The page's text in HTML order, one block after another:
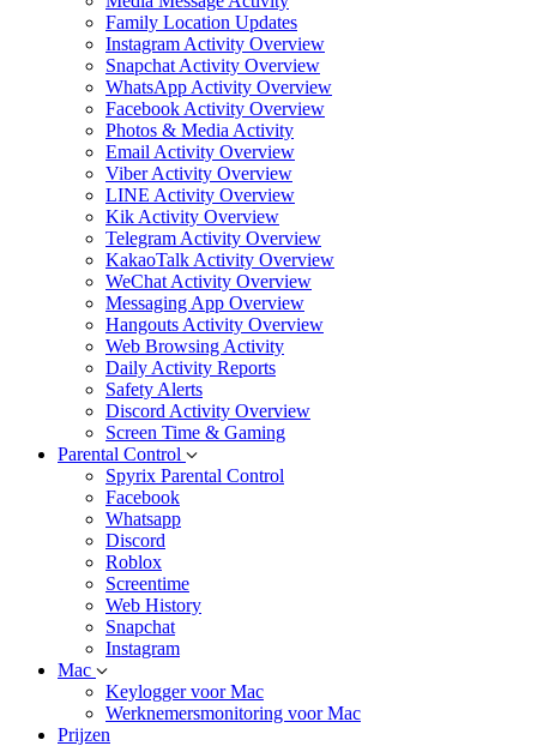
Family Location Updates
Instagram Activity Overview
Snapchat Activity Overview
WhatsApp Activity Overview
Facebook Activity Overview
Photos & Media Activity
Email Activity Overview
Viber Activity Overview
LINE Activity Overview
Kik Activity Overview
Telegram Activity Overview
KakaoTalk Activity Overview
WeChat Activity Overview
Messaging App Overview
Hangouts Activity Overview
Web Browsing Activity
Daily Activity Reports
Safety Alerts
Discord Activity Overview
Screen Time & Gaming
Parental Control
Spyrix Parental Control
Facebook
Whatsapp
Discord
Roblox
Screentime
Web History
Snapchat
Instagram
Mac
Keylogger voor Mac
Werknemersmonitoring voor Mac
Prijzen